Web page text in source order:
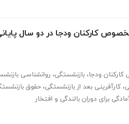
(مخصوص کارکنان ودجا در دو سال
کارکنان ودجا، بازنشستگی، روانشناسی
، کارآفرینی بعد از بازنشستگی، حقوق